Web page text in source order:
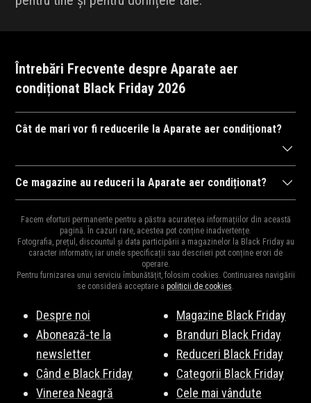
Întrebări Frecvente despre Aparate aer
condiționat Black Friday 2026
Cât de mari vor fi reducerile la Aparate aer condiționat?
După cum ne-am obișnuit în anii trecuți, magazinelese întrec în
pot ajunge și la 95% și cu siguranță vor fi cele mai mari reduceri
din an și e perioada ideală pentru a cumpăra cadourile de
Craciun,Moș Nicolae sau zile de nașterepentru cei dragi.
Ce magazine au reduceri la Aparate aer condiționat?
pentru destocaj, de aceea și oferta bogată în reduceri.
Principalele magazine cu reduceri la Aparate aer condiționat
Fornello,Electrolux
Mezoni,SHEIN ,Karcher, și multe altele. Vezi lista
Facem eforturi permanente pentru a păstra acuratețea informațiilor din această
pagină. În cazuri rare, acestea pot conține inadvertențe.
Fotografia, prețul, discountul și data participării a magazinelor la Black Friday au
caracter informativ, iar unele specificații sau descrieri pot conține erori de
operare.
Pentru furnizarea unui serviciu îmbunătățit, folosim cookies. Continuarea navigării
se consideră acceptare a politicii de cookies.
Despre noi
Abonează-te la
newsletter
Când e Black Friday
Vinerea Neagră
Magazine Black Friday
Branduri Black Friday
Reduceri Black Friday
Categorii Black Friday
Cele mai vândute